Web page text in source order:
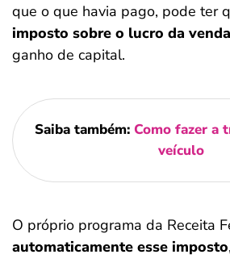
que o que havia pago, pode ter
imposto sobre o lucro da venda
ganho de capital.
Saiba também: Como fazer a
veículo
O próprio programa da Receita
automaticamente esse imposto